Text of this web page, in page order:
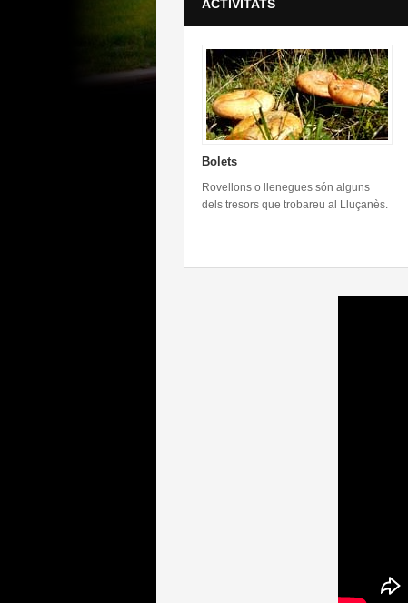
ACTIVITATS
Bolets
Rovellons o llenegues són alguns
dels tresors que trobareu al Lluçanès.